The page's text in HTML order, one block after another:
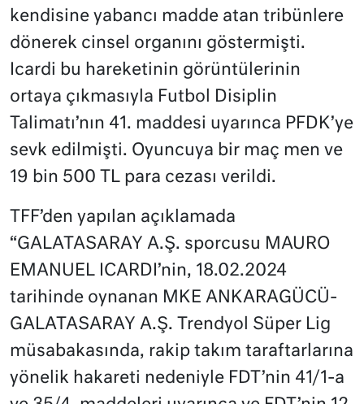
kendisine yabancı madde atan tribünlere
dönerek cinsel organını göstermişti.
Icardi bu hareketinin görüntülerinin
ortaya çıkmasıyla Futbol Disiplin
Talimatı’nın 41. maddesi uyarınca PFDK’ye
sevk edilmişti. Oyuncuya bir maç men ve
19 bin 500 TL para cezası verildi.
TFF’den yapılan açıklamada
“GALATASARAY A.Ş. sporcusu MAURO
EMANUEL ICARDI’nin, 18.02.2024
tarihinde oynanan MKE ANKARAGÜCÜ-
GALATASARAY A.Ş. Trendyol Süper Lig
müsabakasında, rakip takım taraftarlarına
yönelik hakareti nedeniyle FDT’nin 41/1-a